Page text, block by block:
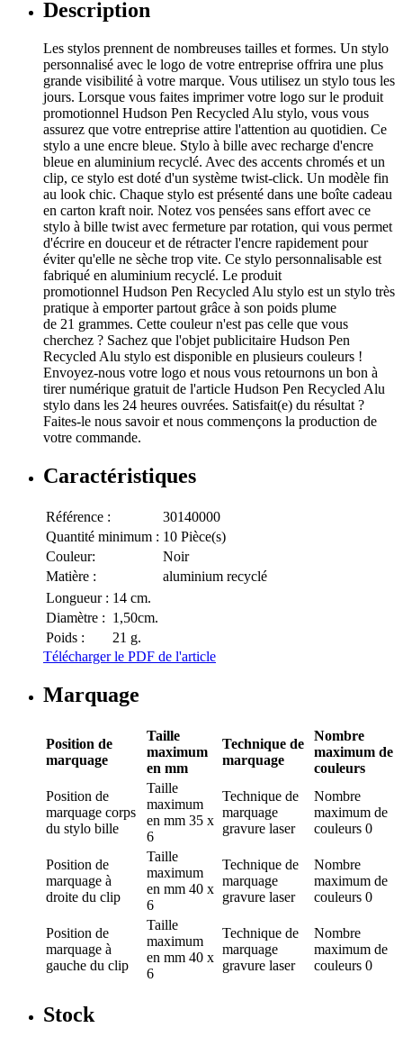
Description
Les stylos prennent de nombreuses tailles et formes. Un stylo
personnalisé avec le logo de votre entreprise offrira une plus
grande visibilité à votre marque. Vous utilisez un stylo tous les
jours. Lorsque vous faites imprimer votre logo sur le produit
promotionnel Hudson Pen Recycled Alu stylo, vous vous
assurez que votre entreprise attire l'attention au quotidien. Ce
stylo a une encre bleue. Stylo à bille avec recharge d'encre
bleue en aluminium recyclé. Avec des accents chromés et un
clip, ce stylo est doté d'un système twist-click. Un modèle fin
au look chic. Chaque stylo est présenté dans une boîte cadeau
en carton kraft noir. Notez vos pensées sans effort avec ce
stylo à bille twist avec fermeture par rotation, qui vous permet
d'écrire en douceur et de rétracter l'encre rapidement pour
éviter qu'elle ne sèche trop vite. Ce stylo personnalisable est
fabriqué en aluminium recyclé. Le produit
promotionnel Hudson Pen Recycled Alu stylo est un stylo très
pratique à emporter partout grâce à son poids plume
de 21 grammes. Cette couleur n'est pas celle que vous
cherchez ? Sachez que l'objet publicitaire Hudson Pen
Recycled Alu stylo est disponible en plusieurs couleurs !
Envoyez-nous votre logo et nous vous retournons un bon à
tirer numérique gratuit de l'article Hudson Pen Recycled Alu
stylo dans les 24 heures ouvrées. Satisfait(e) du résultat ?
Faites-le nous savoir et nous commençons la production de
votre commande.
Caractéristiques
Référence :
30140000
Quantité minimum : 10 Pièce(s)
Couleur:
Noir
Matière :
aluminium recyclé
Longueur : 14 cm.
Diamètre : 1,50cm.
Poids :
21 g.
Télécharger le PDF de l'article
Marquage
Position de
marquage
Taille
maximum
en mm
Technique de
marquage
Nombre
maximum de
couleurs
Position de
marquage corps
du stylo bille
Taille
maximum
en mm 35 x
6
Technique de
marquage
gravure laser
Nombre
maximum de
couleurs 0
Position de
marquage à
droite du clip
Taille
maximum
en mm 40 x
6
Technique de
marquage
gravure laser
Nombre
maximum de
couleurs 0
Position de
marquage à
gauche du clip
Taille
maximum
en mm 40 x
6
Technique de
marquage
gravure laser
Nombre
maximum de
couleurs 0
Stock